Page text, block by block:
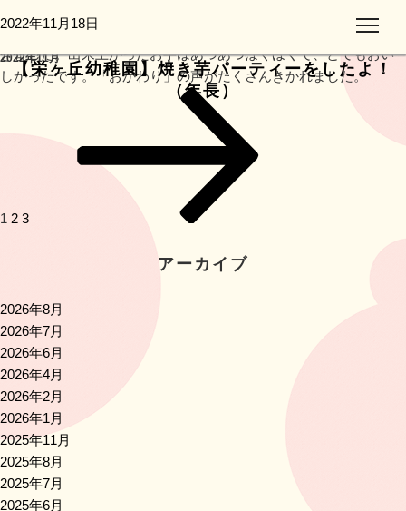
月:
2022年11月
投
日:
2022年11月18日
【栄ヶ丘幼稚園】焼き芋パーティーをしたよ！
（年長）
て、新聞紙・アルミに包んだらおち葉の中でゆっくりじっくり焼
きました。出来上がったお芋はあつあつほくほくで、とてもおい
しかったです。「おかわり」の声がたくさんきかれました。
シ
1 2
ジ
3
ペ
アーカイブ
2026年8月
2026年7月
2026年6月
2026年4月
2026年2月
2026年1月
2025年11月
2025年8月
2025年7月
2025年6月